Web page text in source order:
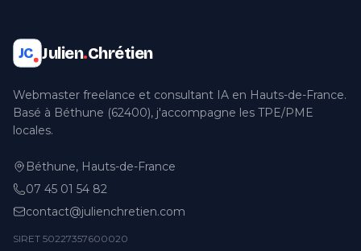
JC Julien.Chrétien
Webmaster freelance et consultant IA en Hauts-de-France.
Basé à Béthune (62400), j'accompagne les TPE/PME
locales.
Béthune, Hauts-de-France
07 45 01 54 82
contact@julienchretien.com
SIRET 50227357600020